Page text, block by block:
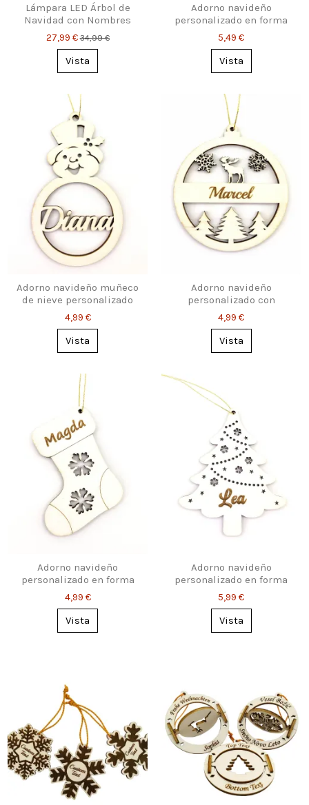
Lámpara LED Árbol de
Navidad con Nombres
Personalizados
27,99 €34,99 €
Vista
Adorno navideño
personalizado en forma
de niño o niña
5,49 €
Vista
Adorno navideño muñeco
de nieve personalizado
con nombre
4,99 €
Vista
Adorno navideño
personalizado con
nombre
4,99 €
Vista
Adorno navideño
personalizado en forma
de calcetín
4,99 €
Vista
Adorno navideño
personalizado en forma
de árbol
5,99 €
Vista